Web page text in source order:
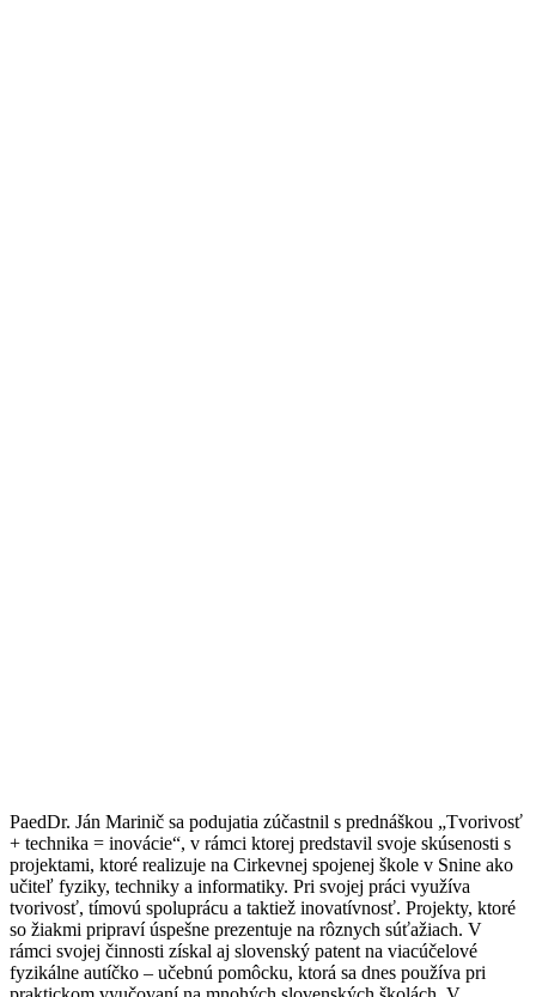
PaedDr. Ján Marinič sa podujatia zúčastnil s prednáškou „Tvorivosť
+ technika = inovácie“, v rámci ktorej predstavil svoje skúsenosti s
projektami, ktoré realizuje na Cirkevnej spojenej škole v Snine ako
učiteľ fyziky, techniky a informatiky. Pri svojej práci využíva
tvorivosť, tímovú spoluprácu a taktiež inovatívnosť. Projekty, ktoré
so žiakmi pripraví úspešne prezentuje na rôznych súťažiach. V
rámci svojej činnosti získal aj slovenský patent na viacúčelové
fyzikálne autíčko – učebnú pomôcku, ktorá sa dnes používa pri